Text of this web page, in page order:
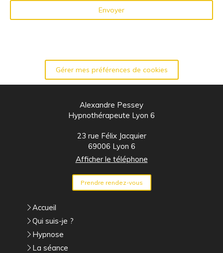
Envoyer
Gérer mes préférences de cookies
Alexandre Pessey
Hypnothérapeute Lyon 6
23 rue Félix Jacquier
69006 Lyon 6
Afficher le téléphone
Prendre rendez-vous
Accueil
Qui suis-je ?
Hypnose
La séance